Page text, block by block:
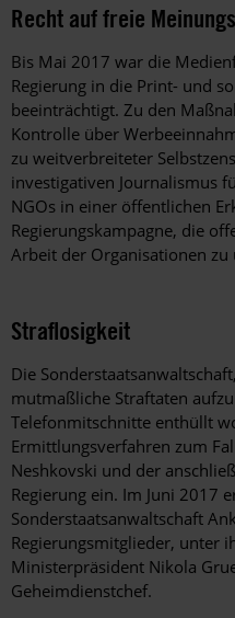
Recht auf freie
Bis Mai 2017 war die
Regierung in die Print- und
beeinträchtigt. Zu den
Kontrolle über
zu weitverbreiteter
investigativen Journalismus
NGOs in einer öffentlichen
Regierungskampagne, die
Arbeit der Organisationen zu
Straflosigkeit
Die
mutmaßliche Straftaten
Telefonmitschnitte enthüllt
Ermittlungsverfahren zum
Neshkovski und der
Regierung ein. Im Juni 2017
Sonderstaatsanwaltschaft
Regierungsmitglieder, unter
Ministerpräsident Nikola
Geheimdienstchef.